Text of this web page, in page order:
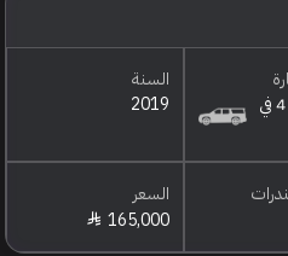
اس يو في 4 في
السنة
2019
السعر
165,000